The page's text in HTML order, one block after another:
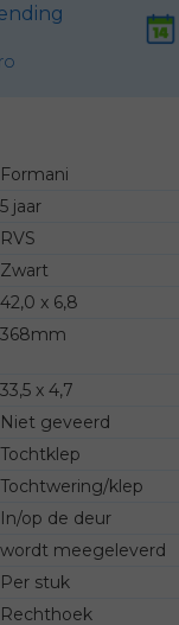
Formani
5 jaar
RVS
Zwart
42,0 x 6,8
368mm
33,5 x 4,7
Niet geveerd
Tochtklep
Tochtwering/klep
In/op de deur
wordt meegeleverd
Per stuk
Rechthoek